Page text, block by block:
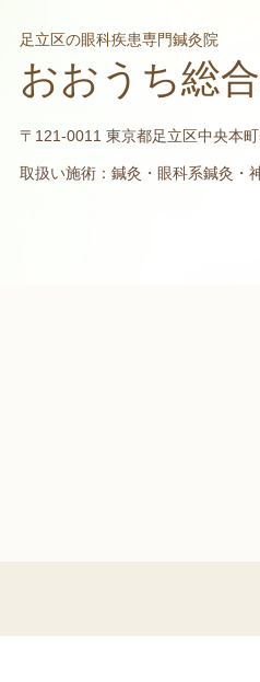
足立区の眼科疾患専門鍼灸院
おおうち総
〒121-0011 東京都足立区中央本
取扱い施術：鍼灸・眼科系鍼灸・